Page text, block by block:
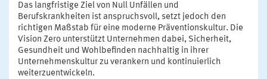
Das langfristige Ziel von Null Unfällen und
Berufskrankheiten ist anspruchsvoll, setzt jedoch den
richtigen Maßstab für eine moderne Präventionskultur. Die
Vision Zero unterstützt Unternehmen dabei, Sicherheit,
Gesundheit und Wohlbefinden nachhaltig in ihrer
Unternehmenskultur zu verankern und kontinuierlich
weiterzuentwickeln.